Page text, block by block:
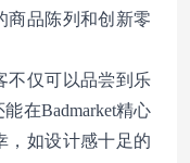
商品陈列和创新零
不仅可以品尝到乐
在Badmarket精心
，如设计感十足的